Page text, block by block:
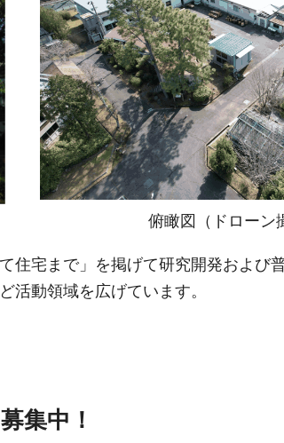
俯瞰図（ドローン
住宅まで」を掲げて研究開発および
活動領域を広げています。
集中！